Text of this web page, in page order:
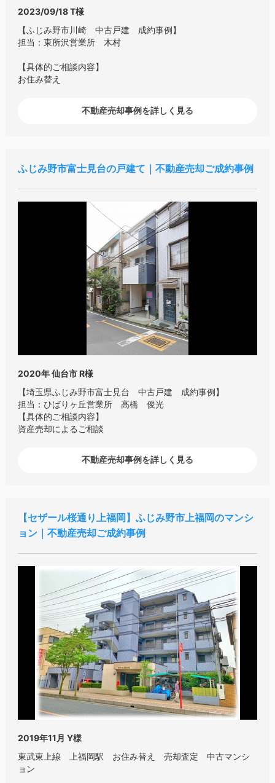
2023/09/18T様
【ふじみ野市川崎 中古戸建 成約事例】
担当：東所沢営業所 木村
【具体的ご相談内容】
お住み替え
不動産売却事例を詳しく見る
ふじみ野市富士見台の戸建て｜不動産売却ご成約事例
2020年仙台市 R様
【埼玉県ふじみ野市富士見台 中古戸建 成約事例】
担当：ひばりヶ丘営業所 高橋 俊光
【具体的ご相談内容】
資産売却によるご相談
不動産売却事例を詳しく見る
セザール桜通り上福岡
ふじみ野市上福岡のマンシ
ョン｜不動産売却ご成約事例
2019年11月 Y様
東武東上線 上福岡駅 お住み替え 売却査定 中古マンシ
ョン